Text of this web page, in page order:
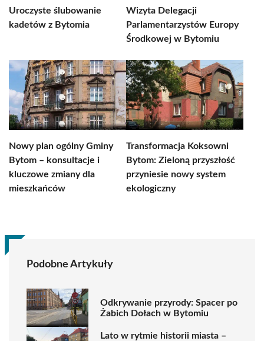
Uroczyste ślubowanie
kadetów z Bytomia
Wizyta Delegacji
Parlamentarzystów Europy
Środkowej w Bytomiu
Nowy plan ogólny Gminy
Bytom – konsultacje i
kluczowe zmiany dla
mieszkańców
Transformacja Koksowni
Bytom: Zieloną przyszłość
przyniesie nowy system
ekologiczny
Podobne Artykuły
Odkrywanie przyrody: Spacer po
Żabich Dołach w Bytomiu
Lato w rytmie historii miasta –